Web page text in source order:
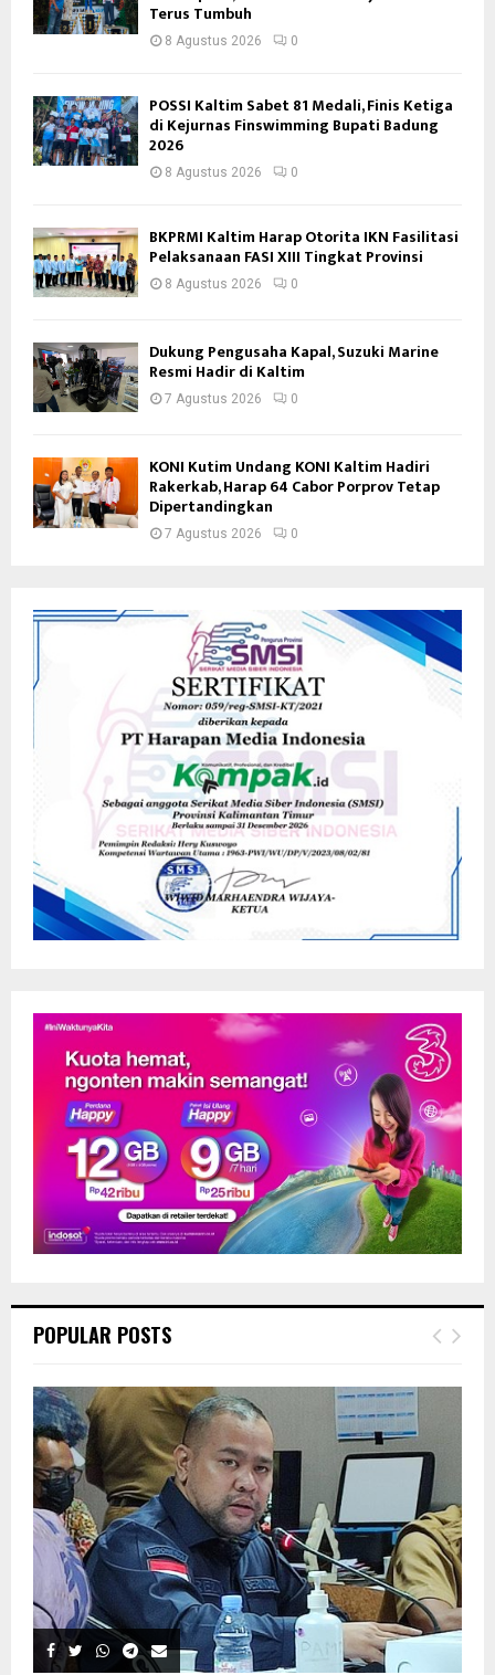
Terus Tumbuh
8 Agustus 2026 0
POSSI Kaltim Sabet 81 Medali, Finis Ketiga
di Kejurnas Finswimming Bupati Badung
2026
8 Agustus 2026 0
BKPRMI Kaltim Harap Otorita IKN Fasilitasi
Pelaksanaan FASI XIII Tingkat Provinsi
8 Agustus 2026 0
Dukung Pengusaha Kapal, Suzuki Marine
Resmi Hadir di Kaltim
7 Agustus 2026 0
KONI Kutim Undang KONI Kaltim Hadiri
Rakerkab, Harap 64 Cabor Porprov Tetap
Dipertandingkan
7 Agustus 2026 0
POPULAR POSTS